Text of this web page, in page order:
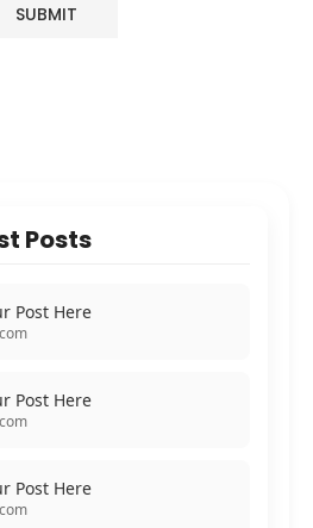
Posts
Post Here
Post Here
Post Here